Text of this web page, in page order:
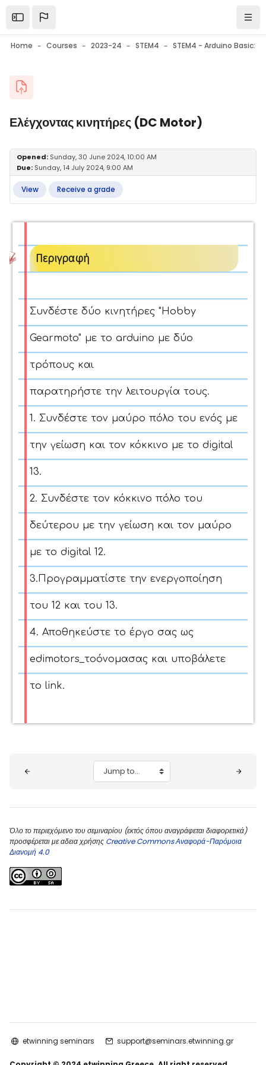
Open the sidebar
Home Courses 2023-24 STEM4
Blocks
Ελέγχοντας κινητήρες (DC Motor)
Blocks
Completion requirements
Opened: Sunday, 30 June 2024, 10:00 AM
Due: Sunday, 14 July 2024, 9:00 AM
View Receive a grade
Περιγραφή
Συνδέστε δύο κινητήρες "Hobby
Gearmoto" με το arduino με δύο
τρόπους και
παρατηρήστε την λειτουργία τους.
1. Συνδέστε τον μαύρο πόλο του ενός με
την γείωση και τον κόκκινο με το digital
13.
2. Συνδέστε τον κόκκινο πόλο του
δεύτερου με την γείωση και τον μαύρο
με το digital 12.
3.Προγραμματίστε την ενεργοποίηση
του 12 και του 13.
4. Αποθηκεύστε το έργο σας ως
edimotors_τοόνομασας και υποβάλετε
το link.
Jump to...
Όλο το περιεχόμενο του σεμιναρίου (εκτός όπου αναγράφεται διαφορετικά)
προσφέρεται με αδεια χρήσης Creative Commons Αναφορά-Παρόμοια
Διανομή 4.0
etwinning seminars support@seminars.etwinning.gr